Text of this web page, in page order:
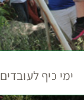
ימי כיף לעובדים